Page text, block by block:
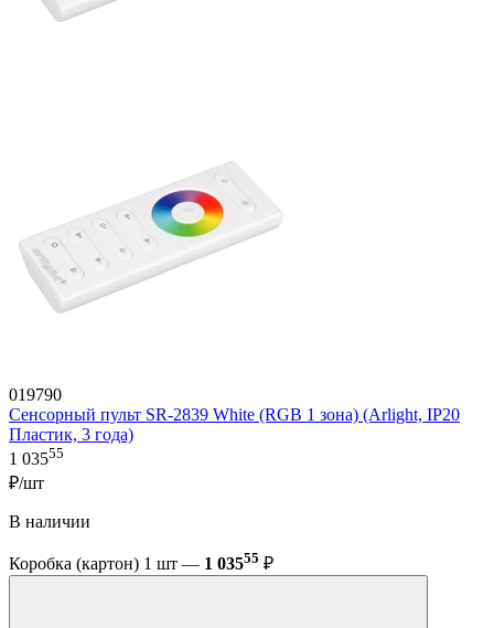
019790
Сенсорный пульт SR-2839 White (RGB 1 зона) (Arlight, IP20
Пластик, 3 года)
1 03555
₽/шт
В наличии
Коробка (картон) 1 шт — 1 03555 ₽